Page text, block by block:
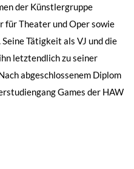
der Künstlergruppe
für Theater und Oper sowie
Tätigkeit als VJ und die
letztendlich zu seiner
abgeschlossenem Diplom
Games der HAW